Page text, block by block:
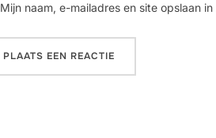
Mijn naam, e-mailadres en site opslaan